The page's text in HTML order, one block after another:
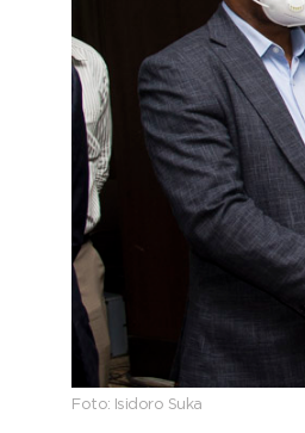
Foto: Isidoro Suka